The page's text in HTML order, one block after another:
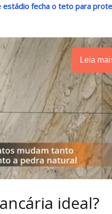
fecha o teto para
Leia
ideal?